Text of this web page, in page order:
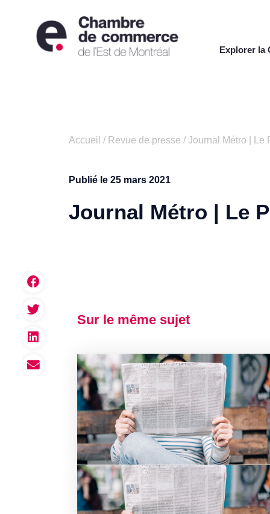
Explorer la
Accueil / Revue de presse /Journal Métro | Le
Publié le 25 mars 2021
Journal Métro | Le
Sur le même sujet